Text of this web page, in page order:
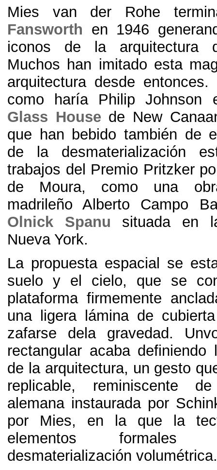
Mies van der Rohe
Fansworth en 1946
iconos de la arquitectura
Muchos han imitado esta
arquitectura desde
como haría Philip Johnson
Glass House de New
que han bebido también de
de la desmaterialización
trabajos del Premio Pritzker
de Moura, como una
madrileño Alberto Campo
Olnick Spanu situada en
Nueva York.
La propuesta espacial se
suelo y el cielo, que se
plataforma firmemente
una ligera lámina de
zafarse dela gravedad.
rectangular acaba definiendo
de la arquitectura, un gesto
replicable, reminiscente
alemana instaurada por
por Mies, en la que la
elementos
desmaterialización volumétrica.